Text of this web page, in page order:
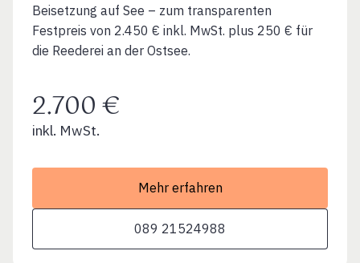
Beisetzung auf See – zum transparenten
Festpreis von 2.450 € inkl. MwSt. plus 250 € für
die Reederei an der Ostsee.
2.700 €
inkl. MwSt.
Mehr erfahren
089 21524988